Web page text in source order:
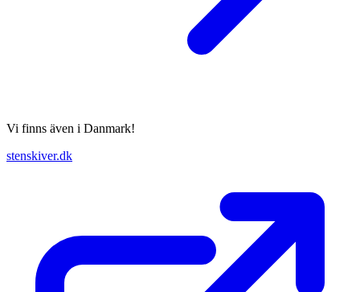
Vi finns även i Danmark!
stenskiver.dk